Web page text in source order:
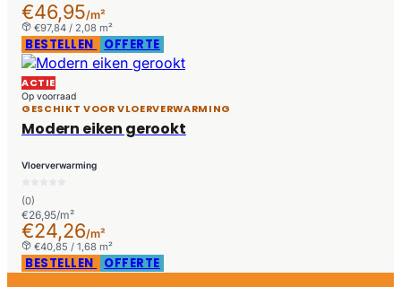
€46,95/m²
€97,84 / 2,08 m²
BESTELLEN OFFERTE
ACTIE
Op voorraad
GESCHIKT VOOR VLOERVERWARMING
Modern eiken gerookt
Vloerverwarming
(0)
€26,95/m²
€24,26/m²
€40,85 / 1,68 m²
BESTELLEN OFFERTE